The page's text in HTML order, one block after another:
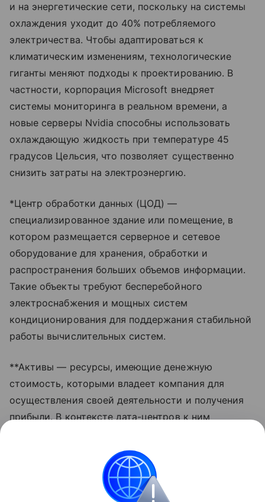
и на энергетические сети, поскольку на системы
охлаждения уходит до 40% потребляемого
электричества. Чтобы адаптироваться к
климатическим изменениям, технологические
гиганты меняют подходы к проектированию. В
частности, корпорация Microsoft внедряет
системы мониторинга в реальном времени, а
новые серверы Nvidia способны использовать
охлаждающую жидкость при температуре 45
градусов Цельсия, что позволяет существенно
снизить затраты на электроэнергию.
*Центр обработки данных (ЦОД) —
специализированное здание или помещение, в
котором размещается серверное и сетевое
оборудование для хранения, обработки и
распространения больших объемов информации.
Такие объекты требуют бесперебойного
электроснабжения и мощных систем
кондиционирования для поддержания стабильной
работы вычислительных систем.
**Активы — ресурсы, имеющие денежную
стоимость, которыми владеет компания для
осуществления своей деятельности и получения
прибыли. В контексте дата-центров к ним
инженерные системы и сами здания, повреждение
которых ведет к прямым финансовым потерям.
Подпишись на MP в MAX